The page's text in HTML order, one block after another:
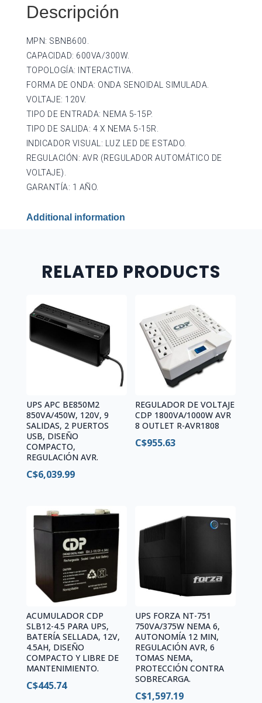
SALIDAS,
REGULACIÓN
AVR,
COMPACTO.
quantity
Descripción
MPN: SBNB600.
CAPACIDAD: 600VA/300W.
TOPOLOGÍA: INTERACTIVA.
FORMA DE ONDA: ONDA SENOIDAL SIMULADA.
VOLTAJE: 120V.
TIPO DE ENTRADA: NEMA 5-15P.
TIPO DE SALIDA: 4 X NEMA 5-15R.
INDICADOR VISUAL: LUZ LED DE ESTADO.
REGULACIÓN: AVR (REGULADOR AUTOMÁTICO DE
VOLTAJE).
GARANTÍA: 1 AÑO.
Additional information
RELATED PRODUCTS
UPS APC BE850M2
850VA/450W, 120V, 9
SALIDAS, 2 PUERTOS
USB, DISEÑO
COMPACTO,
REGULACIÓN AVR.
C$6,039.99
REGULADOR DE VOLTAJE
CDP 1800VA/1000W AVR
8 OUTLET R-AVR1808
C$955.63
ACUMULADOR CDP
SLB12-4.5 PARA UPS,
BATERÍA SELLADA, 12V,
4.5AH, DISEÑO
COMPACTO Y LIBRE DE
MANTENIMIENTO.
C$445.74
UPS FORZA NT-751
750VA/375W NEMA 6,
AUTONOMÍA 12 MIN,
REGULACIÓN AVR, 6
TOMAS NEMA,
PROTECCIÓN CONTRA
SOBRECARGA.
C$1,597.19